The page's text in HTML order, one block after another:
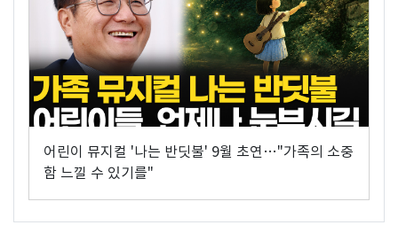
어린이 뮤지컬 '나는 반딧불' 9월 초연…"가족의 소중
함 느낄 수 있기를"